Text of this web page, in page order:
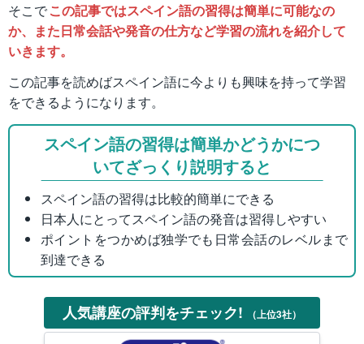
そこでこの記事ではスペイン語の習得は簡単に可能なの
か、また日常会話や発音の仕方など学習の流れを紹介して
いきます。
この記事を読めばスペイン語に今よりも興味を持って学習
をできるようになります。
スペイン語の習得は簡単かどうかにつ
いてざっくり説明すると
スペイン語の習得は比較的簡単にできる
日本人にとってスペイン語の発音は習得しやすい
ポイントをつかめば独学でも日常会話のレベルまで
到達できる
人気講座の評判をチェック! （上位3社）